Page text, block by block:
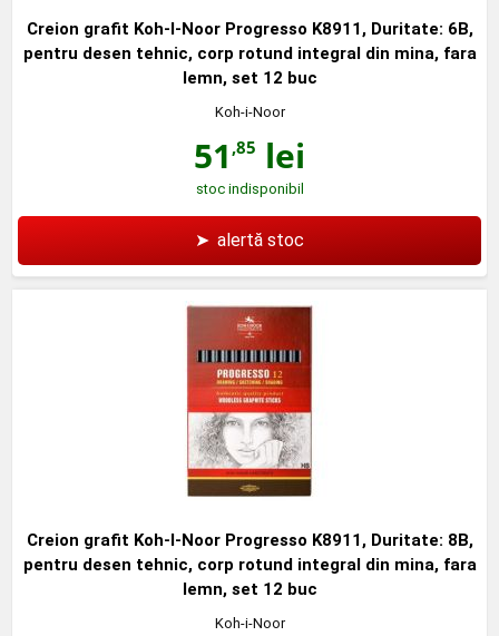
Creion grafit Koh-I-Noor Progresso K8911, Duritate: 6B,
pentru desen tehnic, corp rotund integral din mina, fara
lemn, set 12 buc
Koh-i-Noor
51 ,85 lei
stoc indisponibil
➤ alertă stoc
Creion grafit Koh-I-Noor Progresso K8911, Duritate: 8B,
pentru desen tehnic, corp rotund integral din mina, fara
lemn, set 12 buc
Koh-i-Noor